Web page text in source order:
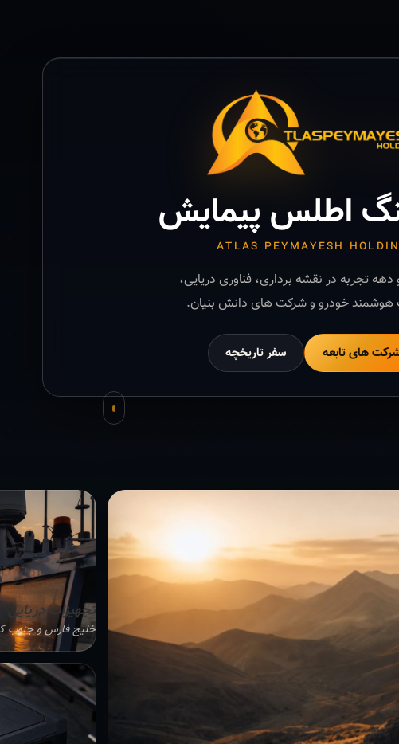
اطلس پیمایش
ATLAS PEYMAYESH
تجربه در نقشه برداری، فناوری دریایی،
هوشمند خودرو و شرکت های دانش بنیان.
های تابعه سفر تاریخچه
تجهیزات دریایی
خلیج فارس و جنوب